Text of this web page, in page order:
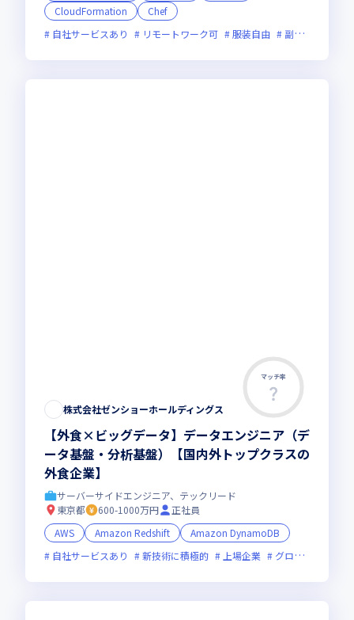
CloudFormation
Chef
自社サービスあり
リモートワーク可 服装自由 副業可
マッチ率
株式会社ゼンショーホールディングス
【外食×ビッグデータ】データエンジニア（デ
ータ基盤・分析基盤）【国内外トップクラスの
外食企業】
サーバーサイドエンジニア、テックリード
東京都
600-1000万円
正社員
AWS
Amazon Redshift
Amazon DynamoDB
自社サービスあり
新技術に積極的 上場企業 グローバル展開